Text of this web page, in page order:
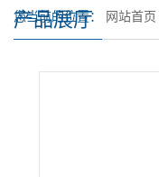
产品展厅
您当前的位置： 网站首页